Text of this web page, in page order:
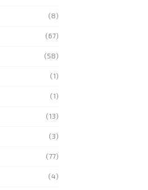
(8)
(67)
(58)
(1)
(1)
(13)
(3)
(77)
(4)